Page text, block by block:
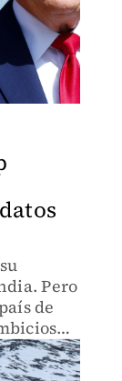
Pero
de